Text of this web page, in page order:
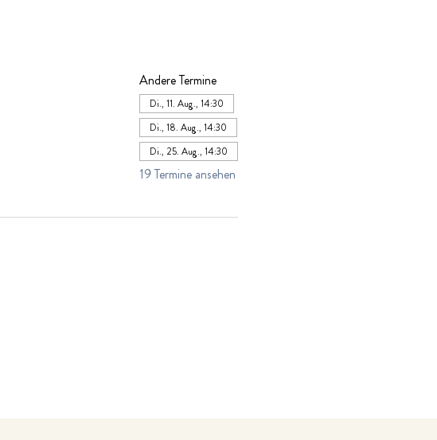
Andere Termine
Di., 11. Aug., 14:30
Di., 18. Aug., 14:30
Di., 25. Aug., 14:30
19 Termine ansehen